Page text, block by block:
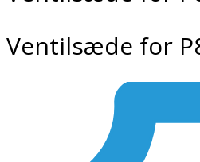
Ventilsæde for